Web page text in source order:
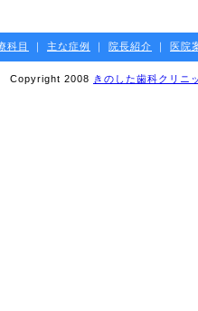
科目 ｜ 主な症例 ｜ 院長紹介 ｜ 医院
Copyright 2008 きのした歯科クリニ